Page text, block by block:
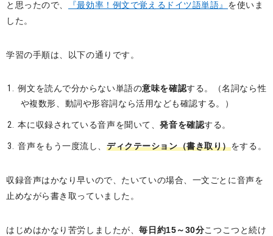
と思ったので、 『最効率！例文で覚えるドイツ語単語』 を使いま
した。
学習の手順は、以下の通りです。
例文を読んで分からない単語の意味を確認する。（名詞なら性
や複数形、動詞や形容詞なら活用なども確認する。）
本に収録されている音声を聞いて、発音を確認する。
音声をもう一度流し、ディクテーション（書き取り）をする。
収録音声はかなり早いので、たいていの場合、一文ごとに音声を
止めながら書き取っていました。
はじめはかなり苦労しましたが、毎日約15～30分こつこつと続け